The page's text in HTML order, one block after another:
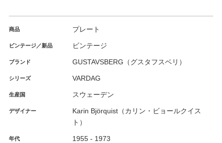
商品 プレート
ビンテージ／新品 ビンテージ
ブランド GUSTAVSBERG（グスタフスベリ）
シリーズ VARDAG
生産国 スウェーデン
デザイナー
Karin Björquist（カリン・ビョールクイス
ト）
年代 1955 - 1973